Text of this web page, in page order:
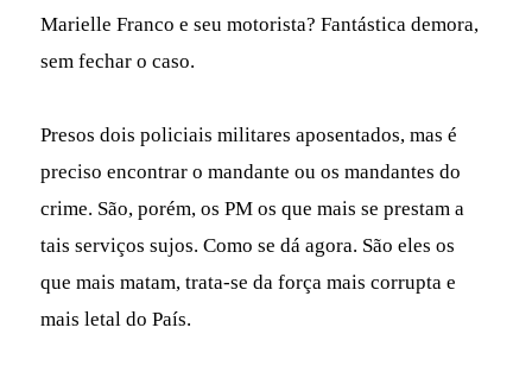
Marielle Franco e seu motorista? Fantástica demora,
sem fechar o caso.
Presos dois policiais militares aposentados, mas é
preciso encontrar o mandante ou os mandantes do
crime. São, porém, os PM os que mais se prestam a
tais serviços sujos. Como se dá agora. São eles os
que mais matam, trata-se da força mais corrupta e
mais letal do País.